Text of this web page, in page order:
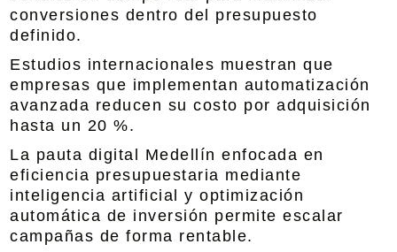
conversiones dentro del presupuesto
definido.
Estudios internacionales muestran que
empresas que implementan automatización
avanzada reducen su costo por adquisición
hasta un 20 %.
La pauta digital Medellín enfocada en
eficiencia presupuestaria mediante
inteligencia artificial y optimización
automática de inversión permite escalar
campañas de forma rentable.